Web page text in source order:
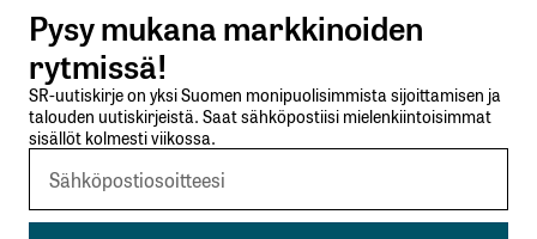
Lähetä kommentti
Pysy mukana markkinoiden
rytmissä!
SR-uutiskirje on yksi Suomen monipuolisimmista sijoittamisen ja
talouden uutiskirjeistä. Saat sähköpostiisi mielenkiintoisimmat
sisällöt kolmesti viikossa.